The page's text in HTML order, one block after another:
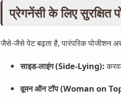
प्रेगनेंसी के लिए
जैसे-जैसे पेट बढ़ता है, पारंपरिक पोजीशन
साइड-लाइंग (Side-Lying):
वूमन ऑन टॉप (Woman on